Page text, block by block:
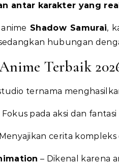
antar karakter yang
Shadow Samurai,
hubungan
Terbaik
ternama
pada aksi dan
cerita
– Dikenal karena